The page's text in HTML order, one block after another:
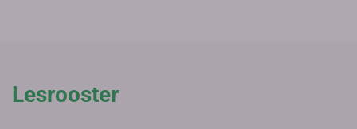
Lesrooster